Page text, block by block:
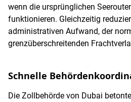
wenn die ursprünglichen
funktionieren. Gleichzeitig
administrativen Aufwand, der
grenzüberschreitenden
Schnelle
Die Zollbehörde von Dubai